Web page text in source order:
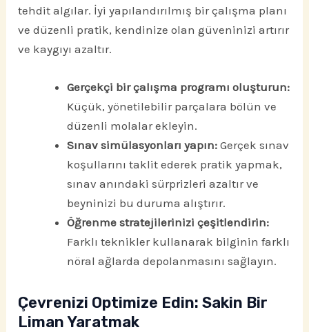
tehdit algılar. İyi yapılandırılmış bir çalışma planı
ve düzenli pratik, kendinize olan güveninizi artırır
ve kaygıyı azaltır.
Gerçekçi bir çalışma programı oluşturun:
Küçük, yönetilebilir parçalara bölün ve
düzenli molalar ekleyin.
Sınav simülasyonları yapın: Gerçek sınav
koşullarını taklit ederek pratik yapmak,
sınav anındaki sürprizleri azaltır ve
beyninizi bu duruma alıştırır.
Öğrenme stratejilerinizi çeşitlendirin:
Farklı teknikler kullanarak bilginin farklı
nöral ağlarda depolanmasını sağlayın.
Çevrenizi Optimize Edin: Sakin Bir
Liman Yaratmak